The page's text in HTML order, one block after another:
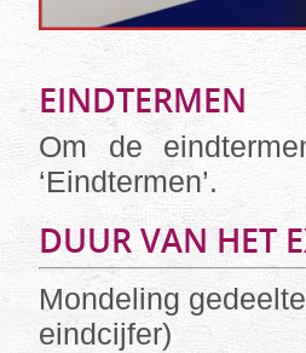
EINDTERMEN
Om de
‘Eindtermen’.
DUUR VAN HET
Mondeling
eindcijfer)